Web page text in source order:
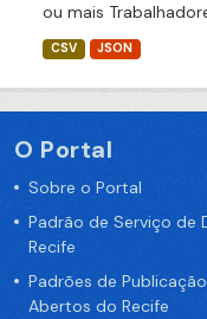
ou mais
CSV JSON
O Portal
Sobre o Portal
Padrão de Serviço de
Recife
Padrões de
Abertos do Recife